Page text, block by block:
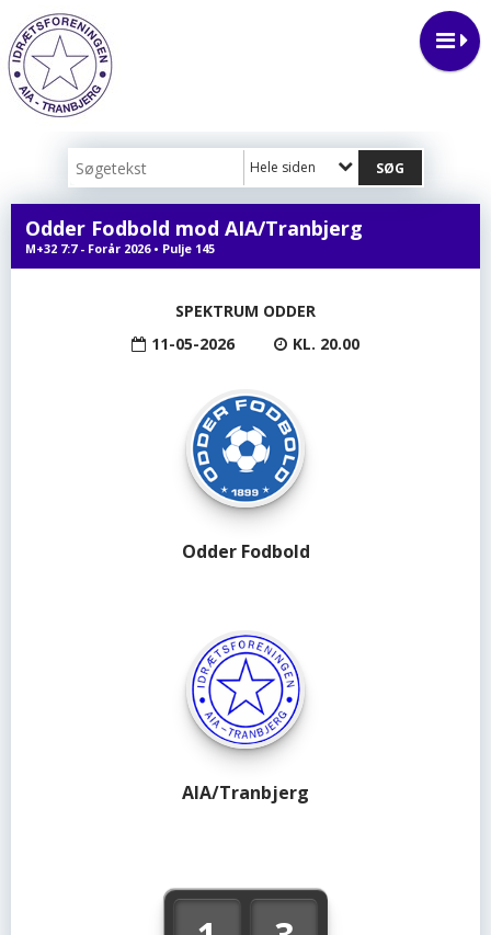
Hele siden
Odder Fodbold mod AIA/Tranbjerg
M+32 7:7 - Forår 2026 • Pulje 145
SPEKTRUM ODDER
11-05-2026
KL. 20.00
Odder Fodbold
AIA/Tranbjerg